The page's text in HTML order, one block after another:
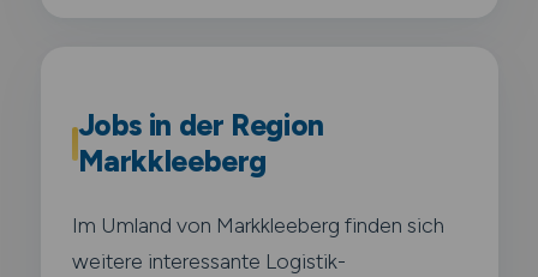
Jobs in der Region
Markkleeberg
Im Umland von Markkleeberg finden sich
weitere interessante Logistik-